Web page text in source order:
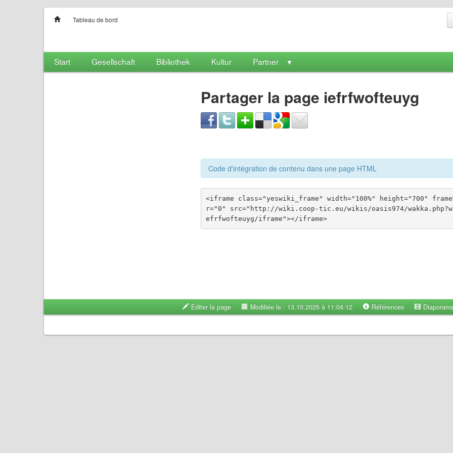
Tableau de bord
Start Gesellschaft Bibliothek Kultur Partner ▼
Partager la page iefrfwofteuyg
Code d'intégration de contenu dans une page HTML
<iframe class="yeswiki_frame" width="100%" height="700"
r="0" src="http://wiki.coop-tic.eu/wikis/oasis974/
Éditer la page Modifiée le : 13.10.2025 à 11:04:12 Références